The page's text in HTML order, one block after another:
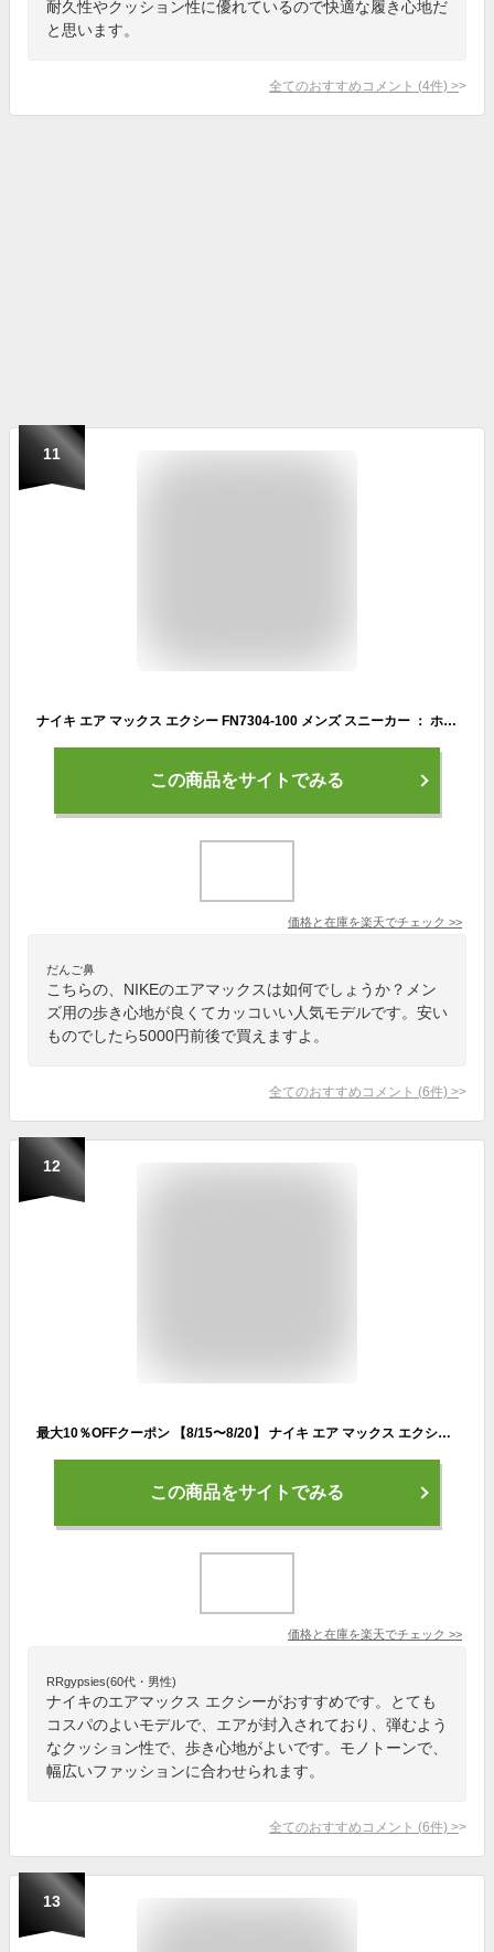
耐久性やクッション性に優れているので快適な履き心地だ
と思います。
全てのおすすめコメント (4件) >
11
ナイキ エア マックス エクシー FN7304-100 メンズ スニーカー ： ホワイト×ブラック NIKE FN7304 100
この商品をサイトでみる
価格と在庫を楽天でチェック >>
だんご鼻
こちらの、NIKEのエアマックスは如何でしょうか？メン
ズ用の歩き心地が良くてカッコいい人気モデルです。安い
ものでしたら5000円前後で買えますよ。
全てのおすすめコメント (6件) >
12
最大10％OFFクーポン 【8/15〜8/20】 ナイキ エア マックス エクシー FN7304-001 メンズ スニーカー ： ブラック NIKE FN7304 001 imbkk
この商品をサイトでみる
価格と在庫を楽天でチェック >>
RRgypsies(60代・男性)
ナイキのエアマックス エクシーがおすすめです。とても
コスパのよいモデルで、エアが封入されており、弾むよう
なクッション性で、歩き心地がよいです。モノトーンで、
幅広いファッションに合わせられます。
全てのおすすめコメント (6件) >
13